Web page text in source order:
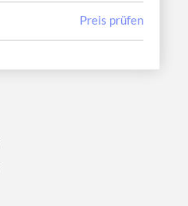
Preis prüfen